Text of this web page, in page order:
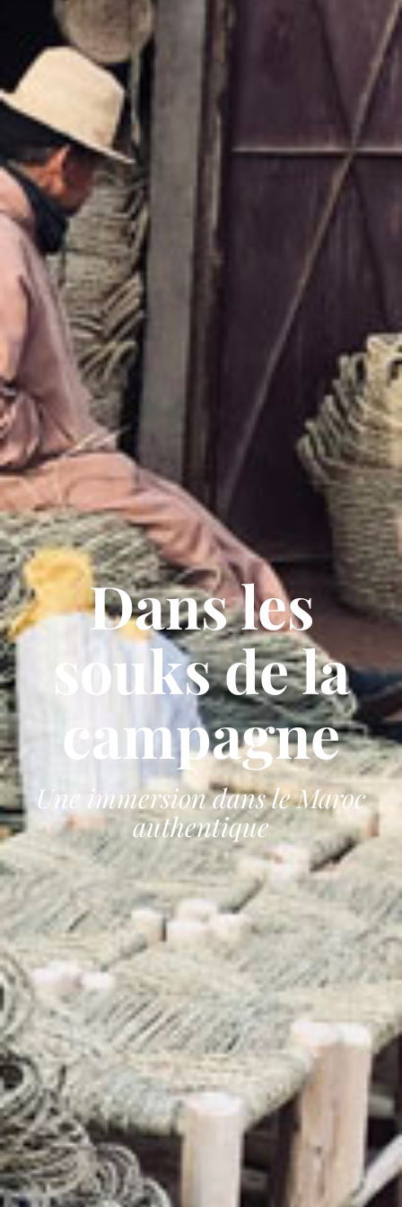
Dans les
souks de la
campagne
Une immersion dans le Maroc
authentique